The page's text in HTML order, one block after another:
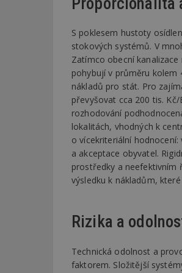
S poklesem hustoty
stokových systémů. V
Zatímco obecní
pohybují v průměru kolem
nákladů pro stát. Pro
převyšovat cca 200 tis.
rozhodování
lokalitách, vhodných k
o vícekriteriální
a akceptace obyvatel.
prostředky a neefektivním
výsledku k nákladům,
Rizika a
Technická odolnost a
faktorem. Složitější